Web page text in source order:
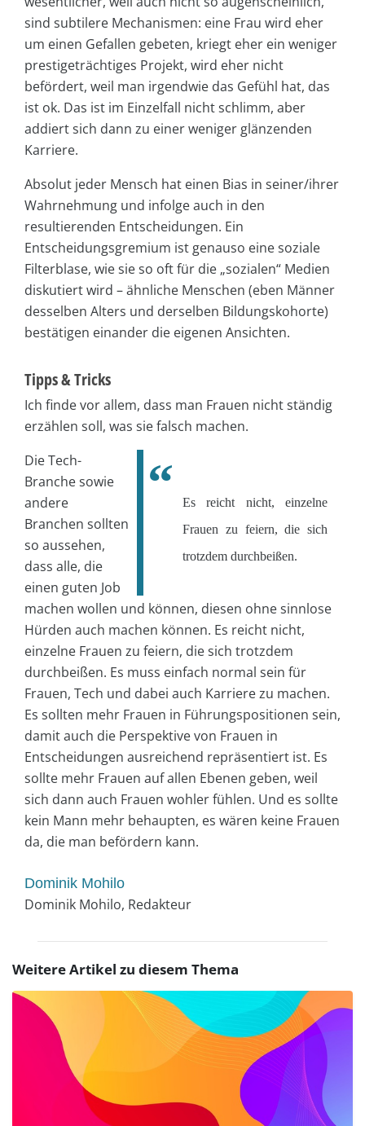
sind subtilere Mechanismen: eine Frau wird eher
um einen Gefallen gebeten, kriegt eher ein weniger
prestigeträchtiges Projekt, wird eher nicht
befördert, weil man irgendwie das Gefühl hat, das
ist ok. Das ist im Einzelfall nicht schlimm, aber
addiert sich dann zu einer weniger glänzenden
Karriere.
Absolut jeder Mensch hat einen Bias in seiner/ihrer
Wahrnehmung und infolge auch in den
resultierenden Entscheidungen. Ein
Entscheidungsgremium ist genauso eine soziale
Filterblase, wie sie so oft für die „sozialen“ Medien
diskutiert wird – ähnliche Menschen (eben Männer
desselben Alters und derselben Bildungskohorte)
bestätigen einander die eigenen Ansichten.
Tipps & Tricks
Ich finde vor allem, dass man Frauen nicht ständig
erzählen soll, was sie falsch machen.
Es reicht nicht, einzelne
Frauen zu feiern, die sich
trotzdem durchbeißen.
Die Tech-
Branche sowie
andere
Branchen sollten
so aussehen,
dass alle, die
einen guten Job
machen wollen und können, diesen ohne sinnlose
Hürden auch machen können. Es reicht nicht,
einzelne Frauen zu feiern, die sich trotzdem
durchbeißen. Es muss einfach normal sein für
Frauen, Tech und dabei auch Karriere zu machen.
Es sollten mehr Frauen in Führungspositionen sein,
damit auch die Perspektive von Frauen in
Entscheidungen ausreichend repräsentiert ist. Es
sollte mehr Frauen auf allen Ebenen geben, weil
sich dann auch Frauen wohler fühlen. Und es sollte
kein Mann mehr behaupten, es wären keine Frauen
da, die man befördern kann.
Dominik Mohilo
Dominik Mohilo, Redakteur
Weitere Artikel zu diesem Thema